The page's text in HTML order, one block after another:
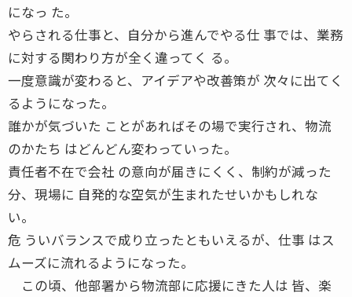
になっ た。
やらされる仕事と、自分から進んでやる仕 事では、業務
に対する関わり方が全く違ってく る。
一度意識が変わると、アイデアや改善策が 次々に出てく
るようになった。
誰かが気づいた ことがあればその場で実行され、物流
のかたち はどんどん変わっていった。
責任者不在で会社 の意向が届きにくく、制約が減った
分、現場に 自発的な空気が生まれたせいかもしれな
い。
危 ういバランスで成り立ったともいえるが、仕事 はス
ムーズに流れるようになった。
この頃、他部署から物流部に応援にきた人は 皆、楽